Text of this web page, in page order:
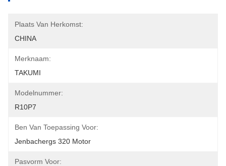
Plaats Van Herkomst:
CHINA
Merknaam:
TAKUMI
Modelnummer:
R10P7
Ben Van Toepassing Voor:
Jenbachergs 320 Motor
Pasvorm Voor: